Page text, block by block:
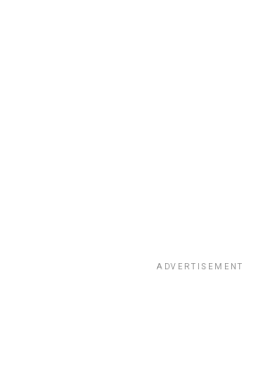
ADVERTISEMENT